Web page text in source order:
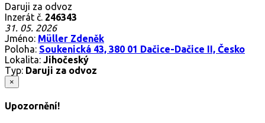
Daruji za odvoz
Inzerát č. 246343
31. 05. 2026
Jméno: Müller Zdeněk
Poloha: Soukenická 43, 380 01 Dačice-Dačice II, Česko
Lokalita: Jihočeský
Typ: Daruji za odvoz
×
Upozornění!